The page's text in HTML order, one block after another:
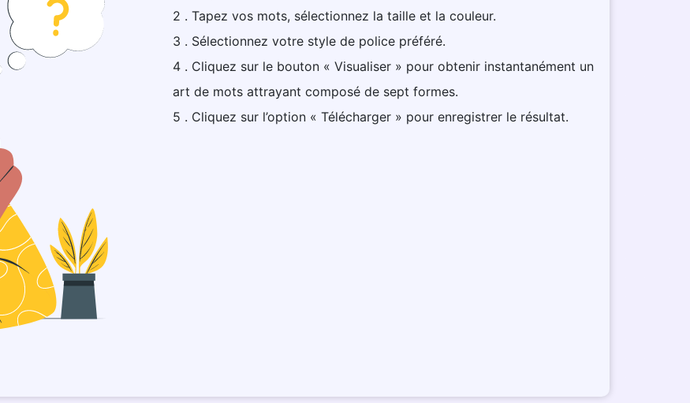
2 . Tapez vos mots, sélectionnez la taille et la couleur.
3 . Sélectionnez votre style de police préféré.
4 . Cliquez sur le bouton « Visualiser » pour obtenir instantanément un
art de mots attrayant composé de sept formes.
5 . Cliquez sur l’option « Télécharger » pour enregistrer le résultat.